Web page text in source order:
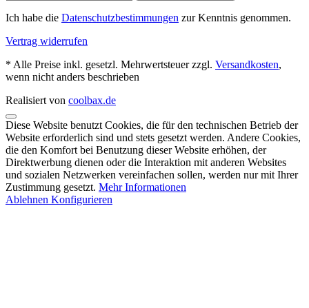
Ich habe die Datenschutzbestimmungen zur Kenntnis genommen.
Vertrag widerrufen
* Alle Preise inkl. gesetzl. Mehrwertsteuer zzgl. Versandkosten,
wenn nicht anders beschrieben
Realisiert von coolbax.de
Diese Website benutzt Cookies, die für den technischen Betrieb der
Website erforderlich sind und stets gesetzt werden. Andere Cookies,
die den Komfort bei Benutzung dieser Website erhöhen, der
Direktwerbung dienen oder die Interaktion mit anderen Websites
und sozialen Netzwerken vereinfachen sollen, werden nur mit Ihrer
Zustimmung gesetzt. Mehr Informationen
Ablehnen Konfigurieren